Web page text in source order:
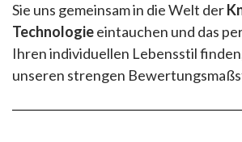
Sie uns gemeinsam in die Welt der
Technologieeintauchen und das
Ihren individuellen Lebensstil
unseren strengen